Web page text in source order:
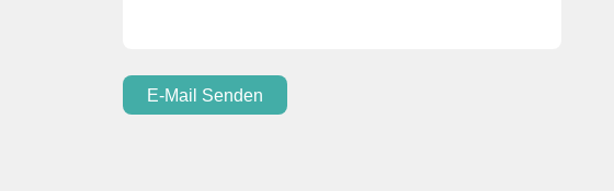
E-Mail Senden